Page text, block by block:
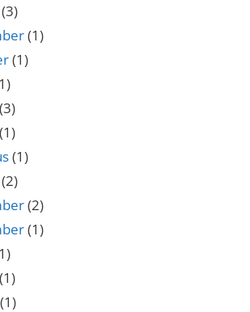
(3)
(1)
(1)
(3)
(1)
(1)
(2)
(2)
(1)
(1)
(1)